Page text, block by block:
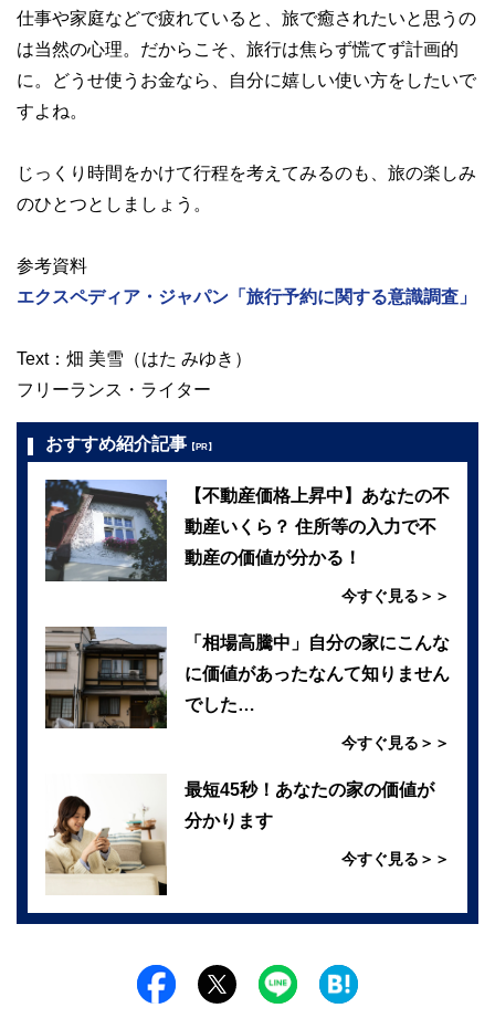
仕事や家庭などで疲れていると、旅で癒されたいと思うの
は当然の心理。だからこそ、旅行は焦らず慌てず計画的
に。どうせ使うお金なら、自分に嬉しい使い方をしたいで
すよね。
じっくり時間をかけて行程を考えてみるのも、旅の楽しみ
のひとつとしましょう。
参考資料
エクスペディア・ジャパン「旅行予約に関する意識調査」
Text：畑 美雪（はた みゆき）
フリーランス・ライター
おすすめ紹介記事 【PR】
【不動産価格上昇中】あなたの不
動産いくら？ 住所等の入力で不
動産の価値が分かる！
今すぐ見る＞＞
「相場高騰中」自分の家にこんな
に価値があったなんて知りません
でした…
今すぐ見る＞＞
最短45秒！あなたの家の価値が
分かります
今すぐ見る＞＞